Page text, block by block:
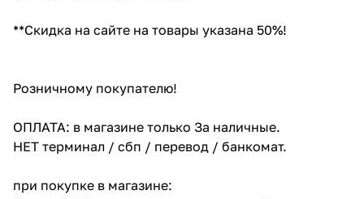
**Скидка на сайте на товары указана 50%!
Розничному покупателю!
ОПЛАТА: в магазине только За наличные.
НЕТ терминал / сбп / перевод / банкомат.
при покупке в магазине: